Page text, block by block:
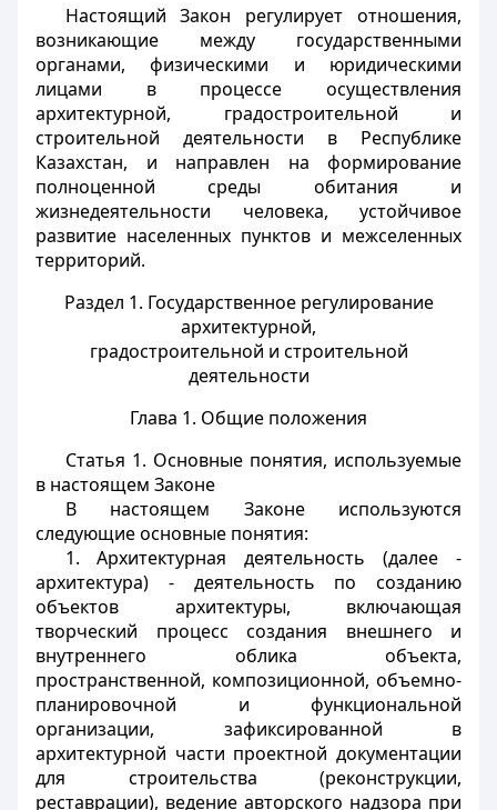
Настоящий Закон регулирует отношения,
возникающие между государственными
органами, физическими и юридическими
лицами в процессе осуществления
архитектурной, градостроительной и
строительной деятельности в Республике
Казахстан, и направлен на формирование
полноценной среды обитания и
жизнедеятельности человека, устойчивое
развитие населенных пунктов и межселенных
территорий.
Раздел 1. Государственное регулирование
архитектурной,
градостроительной и строительной
деятельности
Глава 1. Общие положения
Статья 1. Основные понятия, используемые
в настоящем Законе
В настоящем Законе используются
следующие основные понятия:
1. Архитектурная деятельность (далее -
архитектура) - деятельность по созданию
объектов архитектуры, включающая
творческий процесс создания внешнего и
внутреннего облика объекта,
пространственной, композиционной, объемно-
планировочной и функциональной
организации, зафиксированной в
архитектурной части проектной документации
для строительства (реконструкции,
реставрации), ведение авторского надзора при